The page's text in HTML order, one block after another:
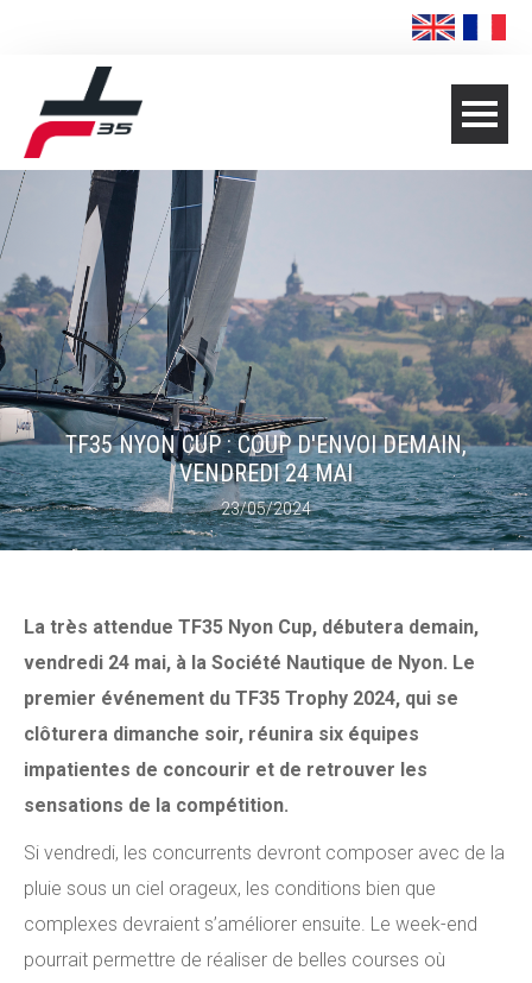
TF35 NYON CUP : COUP D'ENVOI DEMAIN,
VENDREDI 24 MAI
23/05/2024
La très attendue TF35 Nyon Cup, débutera demain,
vendredi 24 mai, à la Société Nautique de Nyon. Le
premier événement du TF35 Trophy 2024, qui se
clôturera dimanche soir, réunira six équipes
impatientes de concourir et de retrouver les
sensations de la compétition.
Si vendredi, les concurrents devront composer avec de la
pluie sous un ciel orageux, les conditions bien que
complexes devraient s’améliorer ensuite. Le week-end
pourrait permettre de réaliser de belles courses où